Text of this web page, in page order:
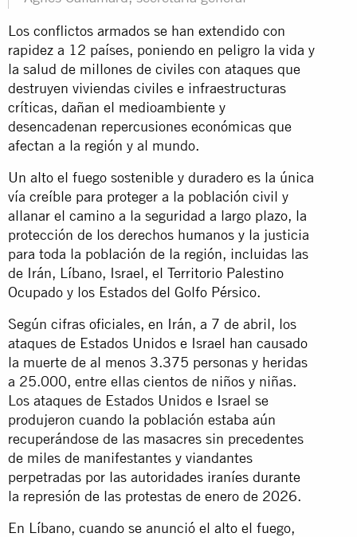
Los conflictos armados se han extendido con
rapidez a 12 países, poniendo en peligro la vida y
la salud de millones de civiles con ataques que
destruyen viviendas civiles e infraestructuras
críticas, dañan el medioambiente y
desencadenan repercusiones económicas que
afectan a la región y al mundo.
Un alto el fuego sostenible y duradero es la única
vía creíble para proteger a la población civil y
allanar el camino a la seguridad a largo plazo, la
protección de los derechos humanos y la justicia
para toda la población de la región, incluidas las
de Irán, Líbano, Israel, el Territorio Palestino
Ocupado y los Estados del Golfo Pérsico.
Según cifras oficiales, en Irán, a 7 de abril, los
ataques de Estados Unidos e Israel han causado
la muerte de al menos 3.375 personas y heridas
a 25.000, entre ellas cientos de niños y niñas.
Los ataques de Estados Unidos e Israel se
produjeron cuando la población estaba aún
recuperándose de las masacres sin precedentes
de miles de manifestantes y viandantes
perpetradas por las autoridades iraníes durante
la represión de las protestas de enero de 2026.
En Líbano, cuando se anunció el alto el fuego,